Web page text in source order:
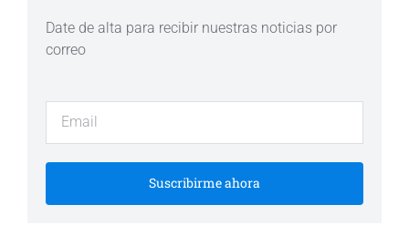
Date de alta para recibir nuestras noticias por
correo
Suscribirme ahora